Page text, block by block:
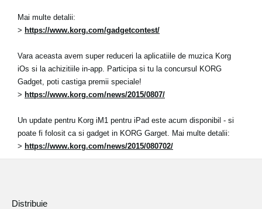
Mai multe detalii:
> https://www.korg.com/gadgetcontest/
Vara aceasta avem super reduceri la aplicatiile de muzica Korg
iOs si la achizitiile in-app. Participa si tu la concursul KORG
Gadget, poti castiga premii speciale!
> https://www.korg.com/news/2015/0807/
Un update pentru Korg iM1 pentru iPad este acum disponibil - si
poate fi folosit ca si gadget in KORG Garget. Mai multe detalii:
> https://www.korg.com/news/2015/080702/
Distribuie